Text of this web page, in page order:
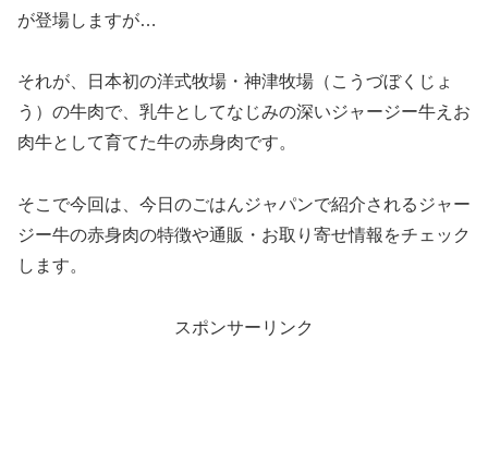
が登場しますが…
それが、日本初の洋式牧場・神津牧場（こうづぼくじょ
う）の牛肉で、乳牛としてなじみの深いジャージー牛えお
肉牛として育てた牛の赤身肉です。
そこで今回は、今日のごはんジャパンで紹介されるジャー
ジー牛の赤身肉の特徴や通販・お取り寄せ情報をチェック
します。
スポンサーリンク